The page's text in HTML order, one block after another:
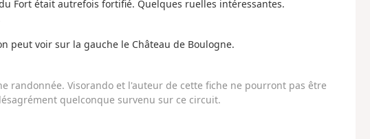
Fort était autrefois fortifié. Quelques ruelles intéressantes.
peut voir sur la gauche le Château de Boulogne.
randonnée. Visorando et l'auteur de cette fiche ne pourront pas être
quelconque survenu sur ce circuit.